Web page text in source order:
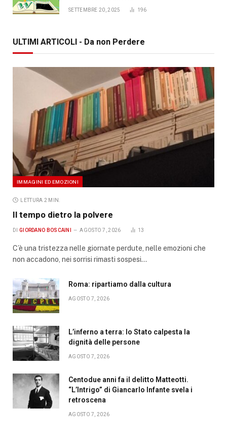
SETTEMBRE 20, 2025 196
ULTIMI ARTICOLI - Da non Perdere
IMMAGINI ED EMOZIONI
LETTURA 2 MIN.
Il tempo dietro la polvere
DI GIORDANO BOSCAINI AGOSTO 7, 2026 13
C’è una tristezza nelle giornate perdute, nelle emozioni che
non accadono, nei sorrisi rimasti sospesi…
Roma: ripartiamo dalla cultura
AGOSTO 7, 2026
L’inferno a terra: lo Stato calpesta la
dignità delle persone
AGOSTO 7, 2026
Centodue anni fa il delitto Matteotti.
“L’Intrigo” di Giancarlo Infante svela i
retroscena
AGOSTO 7, 2026